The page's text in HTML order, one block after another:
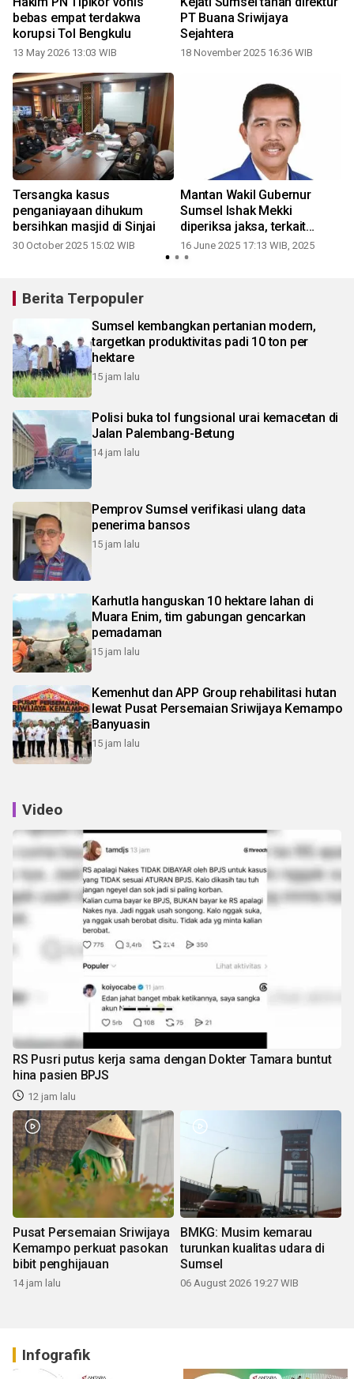
bebas empat terdakwa
korupsi Tol Bengkulu
13 May 2026 13:03 WIB
PT Buana Sriwijaya
Sejahtera
18 November 2025 16:36 WIB
Tersangka kasus
penganiayaan dihukum
bersihkan masjid di Sinjai
30 October 2025 15:02 WIB
Mantan Wakil Gubernur
Sumsel Ishak Mekki
diperiksa jaksa, terkait
korupsi Pasar Cinde
16 June 2025 17:13 WIB, 2025
Berita Terpopuler
Sumsel kembangkan pertanian modern,
targetkan produktivitas padi 10 ton per
hektare
15 jam lalu
Polisi buka tol fungsional urai kemacetan di
Jalan Palembang-Betung
14 jam lalu
Pemprov Sumsel verifikasi ulang data
penerima bansos
15 jam lalu
Karhutla hanguskan 10 hektare lahan di
Muara Enim, tim gabungan gencarkan
pemadaman
15 jam lalu
Kemenhut dan APP Group rehabilitasi hutan
lewat Pusat Persemaian Sriwijaya Kemampo
Banyuasin
15 jam lalu
Video
RS Pusri putus kerja sama dengan Dokter Tamara buntut
hina pasien BPJS
12 jam lalu
Pusat Persemaian Sriwijaya
Kemampo perkuat pasokan
bibit penghijauan
14 jam lalu
BMKG: Musim kemarau
turunkan kualitas udara di
Sumsel
06 August 2026 19:27 WIB
Infografik